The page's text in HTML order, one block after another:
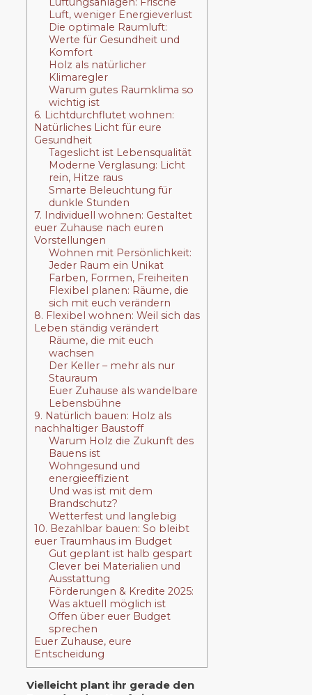
Luft, weniger Energieverlust
Die optimale Raumluft:
Werte für Gesundheit und
Komfort
Holz als natürlicher
Klimaregler
Warum gutes Raumklima so
wichtig ist
6. Lichtdurchflutet wohnen:
Natürliches Licht für eure
Gesundheit
Tageslicht ist Lebensqualität
Moderne Verglasung: Licht
rein, Hitze raus
Smarte Beleuchtung für
dunkle Stunden
7. Individuell wohnen: Gestaltet
euer Zuhause nach euren
Vorstellungen
Wohnen mit Persönlichkeit:
Jeder Raum ein Unikat
Farben, Formen, Freiheiten
Flexibel planen: Räume, die
sich mit euch verändern
8. Flexibel wohnen: Weil sich das
Leben ständig verändert
Räume, die mit euch
wachsen
Der Keller – mehr als nur
Stauraum
Euer Zuhause als wandelbare
Lebensbühne
9. Natürlich bauen: Holz als
nachhaltiger Baustoff
Warum Holz die Zukunft des
Bauens ist
Wohngesund und
energieeffizient
Und was ist mit dem
Brandschutz?
Wetterfest und langlebig
10. Bezahlbar bauen: So bleibt
euer Traumhaus im Budget
Gut geplant ist halb gespart
Clever bei Materialien und
Ausstattung
Förderungen & Kredite 2025:
Was aktuell möglich ist
Offen über euer Budget
sprechen
Euer Zuhause, eure
Entscheidung
Vielleicht plant ihr gerade den